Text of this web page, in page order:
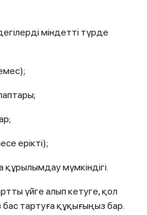
міндетті түрде
ерікті);
мүмкіндігі.
үйге алып кетуге, қол
тартуға құқығыңыз бар.